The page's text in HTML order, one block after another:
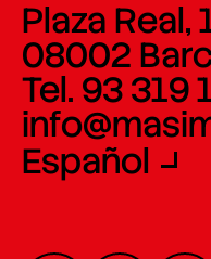
Plaza Real,
08002
Tel. 93 319
Español